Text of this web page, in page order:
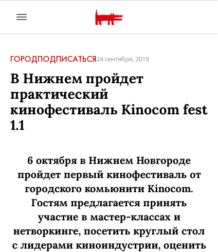
ГОРОДПОДПИСАТЬСЯ24 сентября, 2019
В Нижнем пройдет
практический
кинофестиваль Kinocom fest
1.1
6 октября в Нижнем Новгороде
пройдет первый кинофестиваль от
городского комьюнити Kinocom.
Гостям предлагается принять
участие в мастер-классах и
нетворкинге, посетить круглый стол
с лидерами киноиндустрии, оценить